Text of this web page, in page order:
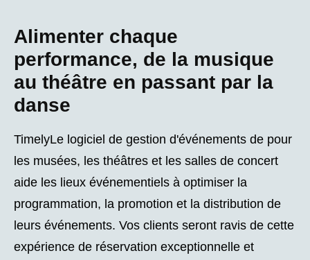
Alimenter chaque
performance, de la musique
au théâtre en passant par la
danse
TimelyLe logiciel de gestion d'événements de pour
les musées, les théâtres et les salles de concert
aide les lieux événementiels à optimiser la
programmation, la promotion et la distribution de
leurs événements. Vos clients seront ravis de cette
expérience de réservation exceptionnelle et